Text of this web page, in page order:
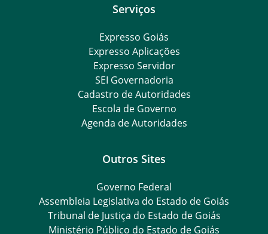
Serviços
Expresso Goiás
Expresso Aplicações
Expresso Servidor
SEI Governadoria
Cadastro de Autoridades
Escola de Governo
Agenda de Autoridades
Outros Sites
Governo Federal
Assembleia Legislativa do Estado de Goiás
Tribunal de Justiça do Estado de Goiás
Ministério Público do Estado de Goiás